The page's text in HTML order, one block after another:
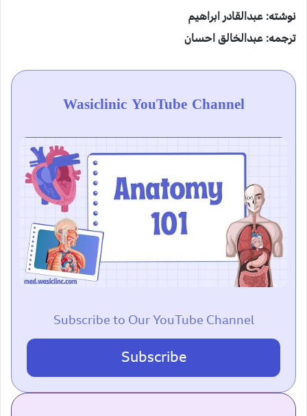
نوشته: عبدالقادر ابراهیم
ترجمه: عبدالخالق احسان
Wasiclinic YouTube Channel
Subscribe to Our YouTube Channel
Subscribe